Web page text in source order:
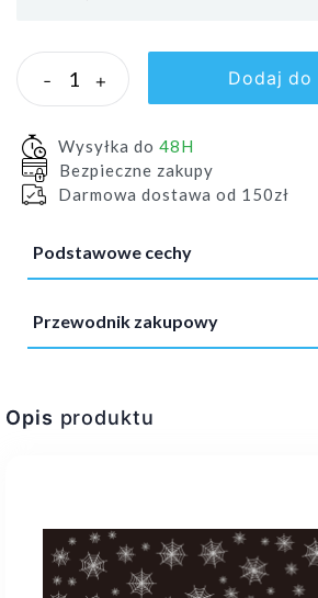
- + Dodaj do
Wysyłka do 48H
Bezpieczne zakupy
Darmowa dostawa od 150zł
Podstawowe cechy
Przewodnik zakupowy
Opis produktu